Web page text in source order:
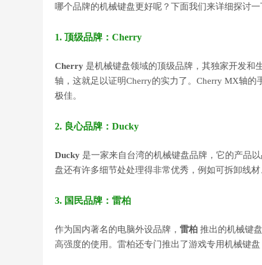
哪个品牌的机械键盘更好呢？下面我们来详细探讨一
1. 顶级品牌：Cherry
Cherry 是机械键盘领域的顶级品牌，其独家开发和
轴，这就足以证明Cherry的实力了。Cherry MX轴
极佳。
2. 良心品牌：Ducky
Ducky 是一家来自台湾的机械键盘品牌，它的产品
盘还有许多细节处处理得非常优秀，例如可拆卸线
3. 国民品牌：雷柏
作为国内著名的电脑外设品牌， 雷柏 推出的机械键
高强度的使用。雷柏还专门推出了游戏专用机械键